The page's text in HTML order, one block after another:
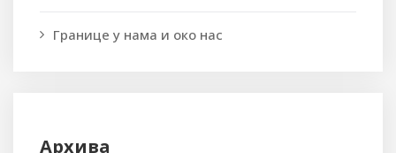
Границе у нама и око нас
Архива